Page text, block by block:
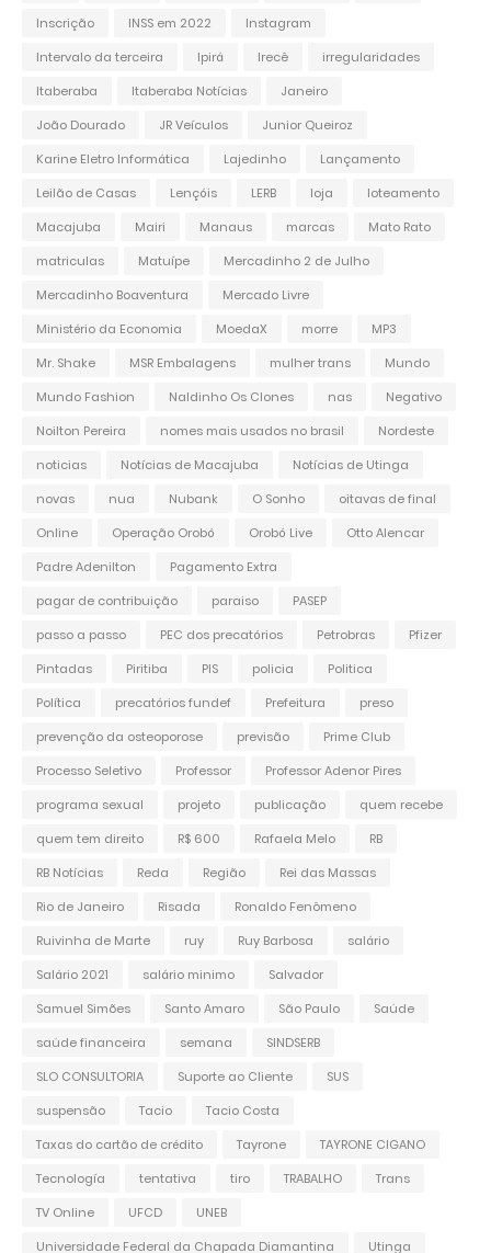
Inscrição
INSS em 2022
Instagram
Intervalo da terceira
Ipirá Irecê
irregularidades
Itaberaba
Itaberaba Notícias
Janeiro
João Dourado
JR Veículos
Junior Queiroz
Karine Eletro Informática
Lajedinho
Lançamento
Leilão de Casas
Lençóis LERB loja
loteamento
Macajuba
Mairi Manaus marcas
Mato Rato
matriculas
Matuípe
Mercadinho 2 de Julho
Mercadinho Boaventura
Mercado Livre
Ministério da Economia
MoedaX morre
MP3
Mr. Shake
MSR Embalagens mulher trans
Mundo
Mundo Fashion
Naldinho Os Clones nas
Negativo
Noilton Pereira
nomes mais usados no brasil
Nordeste
noticias
Notícias de Macajuba
Notícias de Utinga
novas
nua Nubank O Sonho
oitavas de final
Online
Operação Orobó Orobó Live
Otto Alencar
Padre Adenilton
Pagamento Extra
pagar de contribuição
paraiso
PASEP
passo a passo
PEC dos precatórios Petrobras
Pfizer
Pintadas
Piritiba PIS policia
Politica
Política
precatórios fundef Prefeitura
preso
prevenção da osteoporose
previsão
Prime Club
Processo Seletivo
Professor
Professor Adenor Pires
programa sexual
projeto publicação
quem recebe
quem tem direito
R$ 600 Rafaela Melo
RB
RB Notícias
Reda Região
Rei das Massas
Rio de Janeiro
Risada
Ronaldo Fenômeno
Ruivinha de Marte
ruy Ruy Barbosa
salário
Salário 2021
salário minimo
Salvador
Samuel Simões
Santo Amaro São Paulo
Saúde
saúde financeira
semana
SINDSERB
SLO CONSULTORIA
Suporte ao Cliente
SUS
suspensão
Tacio
Tacio Costa
Taxas do cartão de crédito
Tayrone
TAYRONE CIGANO
Tecnología
tentativa tiro TRABALHO
Trans
TV Online
UFCD
UNEB
Universidade Federal da Chapada Diamantina
Utinga